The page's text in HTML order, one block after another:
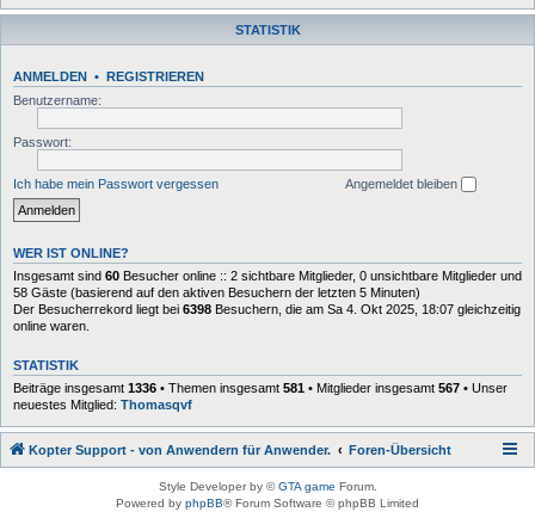
STATISTIK
ANMELDEN • REGISTRIEREN
Benutzername:
Passwort:
Ich habe mein Passwort vergessen Angemeldet bleiben
WER IST ONLINE?
Insgesamt sind 60 Besucher online :: 2 sichtbare Mitglieder, 0 unsichtbare Mitglieder und
58 Gäste (basierend auf den aktiven Besuchern der letzten 5 Minuten)
Der Besucherrekord liegt bei 6398 Besuchern, die am Sa 4. Okt 2025, 18:07 gleichzeitig
online waren.
STATISTIK
Beiträge insgesamt 1336 • Themen insgesamt 581 • Mitglieder insgesamt 567 • Unser
neuestes Mitglied: Thomasqvf
Kopter Support - von Anwendern für Anwender. Foren-Übersicht
Style Developer by ©GTA game Forum.
Powered by phpBB® Forum Software © phpBB Limited